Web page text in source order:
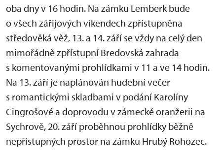
oba dny v 16 hodin. Na zámku Lemberk bude
o všech zářijových víkendech zpřístupněna
středověká věž, 13. a 14. září se vždy na celý den
mimořádně zpřístupní Bredovská zahrada
s komentovanými prohlídkami v 11 a ve 14 hodin.
Na 13. září je naplánován hudební večer
s romantickými skladbami v podání Karolíny
Cingrošové a doprovodu v zámecké oranžerii na
Sychrově, 20. září proběhnou prohlídky běžně
nepřístupných prostor na zámku Hrubý Rohozec.